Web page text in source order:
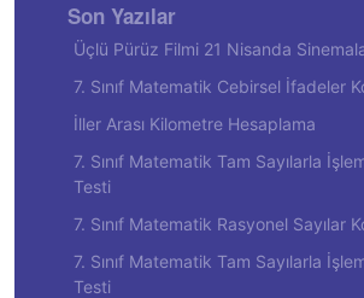
Son Yazılar
Üçlü Pürüz Filmi 21 Nisanda
7. Sınıf Matematik Cebirsel İfadeler
İller Arası Kilometre Hesaplama
7. Sınıf Matematik Tam Sayılarla
Testi
7. Sınıf Matematik Rasyonel Sayılar
7. Sınıf Matematik Tam Sayılarla
Testi